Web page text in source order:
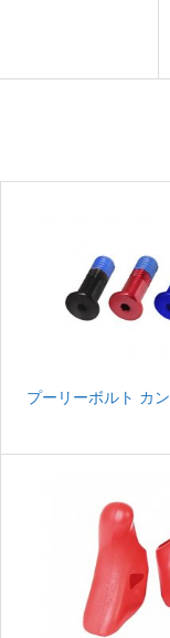
プーリーボルト カ